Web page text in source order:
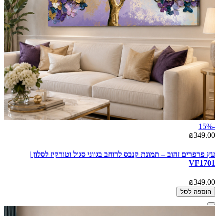
-15%
₪349.00
עץ פרפרים זהוב – תמונת קנבס לרוחב בגווני סגול וטורקיז לסלון |
VF1701
₪349.00
הוספה לסל